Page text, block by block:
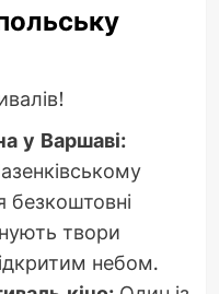
у Варшаві:
безкоштовні
твори
небом.